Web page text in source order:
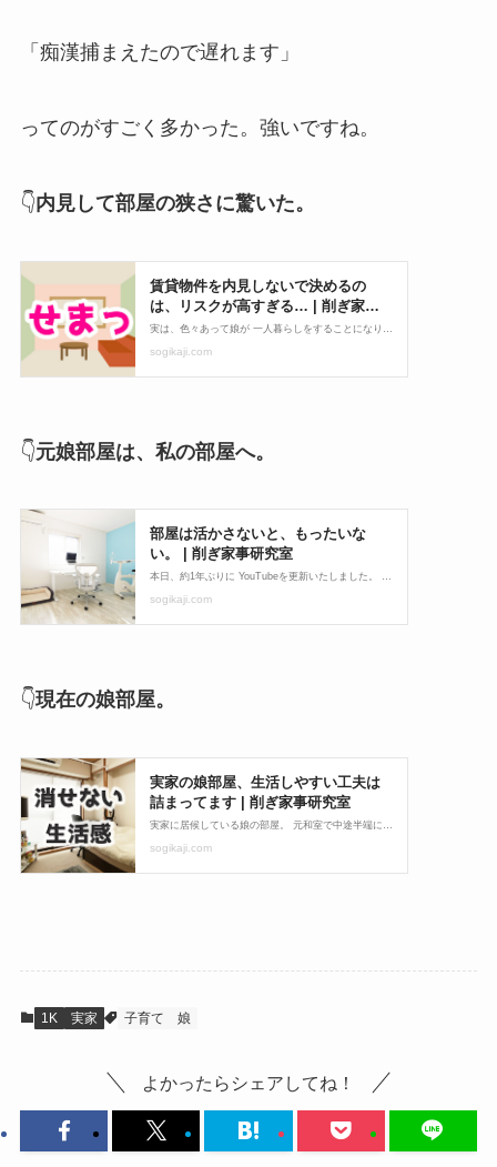
「痴漢捕まえたので遅れます」
ってのがすごく多かった。強いですね。
👇内見して部屋の狭さに驚いた。
👇元娘部屋は、私の部屋へ。
👇現在の娘部屋。
1K 実家 子育て 娘
よかったらシェアしてね！